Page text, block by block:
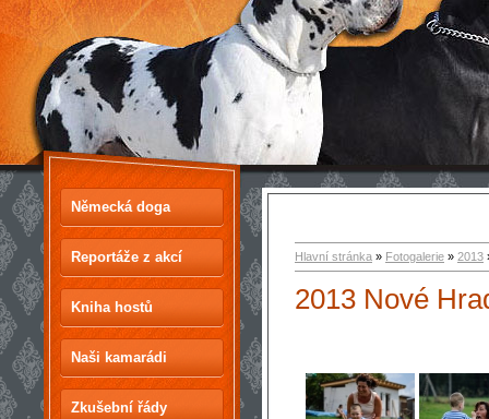
Německá doga
Reportáže z akcí
Kniha hostů
Naši kamarádi
Zkušební řády
Hlavní stránka » Fotogalerie » 2013
2013 Nové